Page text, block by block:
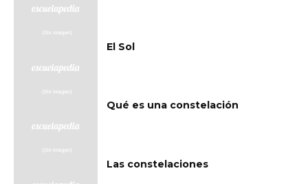
El Sol
Qué es una constelación
Las constelaciones